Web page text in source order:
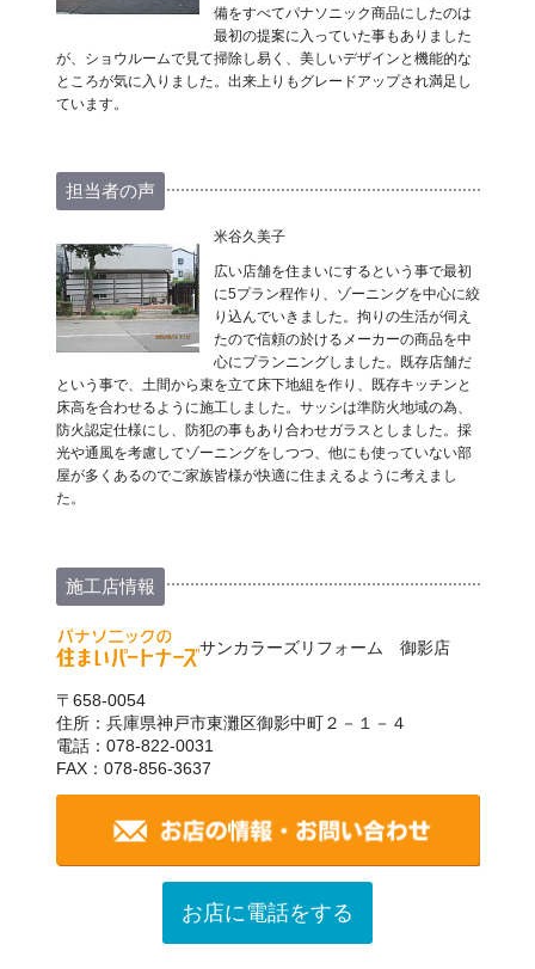
備をすべてパナソニック商品にしたのは
最初の提案に入っていた事もありました
が、ショウルームで見て掃除し易く、美しいデザインと機能的な
ところが気に入りました。出来上りもグレードアップされ満足し
ています。
担当者の声
米谷久美子
広い店舗を住まいにするという事で最初
に5プラン程作り、ゾーニングを中心に絞
り込んでいきました。拘りの生活が伺え
たので信頼の於けるメーカーの商品を中
心にプランニングしました。既存店舗だ
という事で、土間から束を立て床下地組を作り、既存キッチンと
床高を合わせるように施工しました。サッシは準防火地域の為、
防火認定仕様にし、防犯の事もあり合わせガラスとしました。採
光や通風を考慮してゾーニングをしつつ、他にも使っていない部
屋が多くあるのでご家族皆様が快適に住まえるように考えまし
た。
施工店情報
サンカラーズリフォーム 御影店
〒658-0054
住所：兵庫県神戸市東灘区御影中町２－１－４
電話：078-822-0031
FAX：078-856-3637
お店に電話をする